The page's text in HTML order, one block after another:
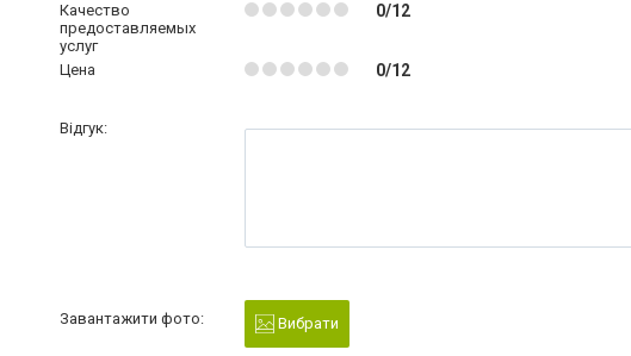
Качество
предоставляемых
услуг
0/12
Цена 0/12
Відгук:
Завантажити фото: Вибрати